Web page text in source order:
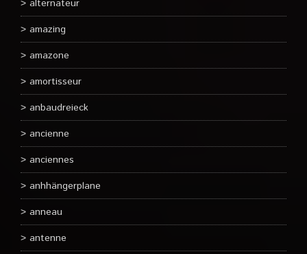
alternateur
amazing
amazone
amortisseur
anbaudreieck
ancienne
anciennes
anhhängerplane
anneau
antenne